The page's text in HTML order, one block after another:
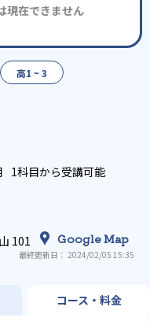
現在できません
高1 ~ 3
1科目から受講可能
101 Google Map
最終更新日： 2024/02/05 15:35
コース・料金